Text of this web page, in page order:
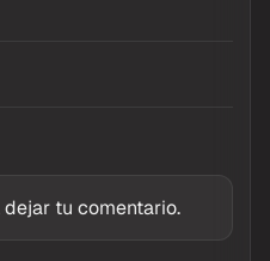
doblete y marcó el 3 -
tu comentario.